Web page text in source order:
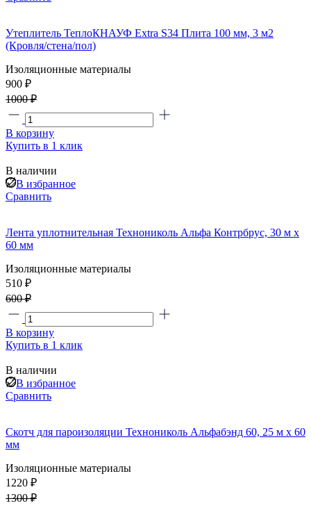
Утеплитель ТеплоКНАУФ Extra S34 Плита 100 мм, 3 м2
(Кровля/стена/пол)
Изоляционные материалы
900 ₽
1000 ₽
В корзину
Купить в 1 клик
В наличии
В избранное
Сравнить
Лента уплотнительная Технониколь Альфа Контрбрус, 30 м х
60 мм
Изоляционные материалы
510 ₽
600 ₽
В корзину
Купить в 1 клик
В наличии
В избранное
Сравнить
Скотч для пароизоляции Технониколь Альфабэнд 60, 25 м х 60
мм
Изоляционные материалы
1220 ₽
1300 ₽